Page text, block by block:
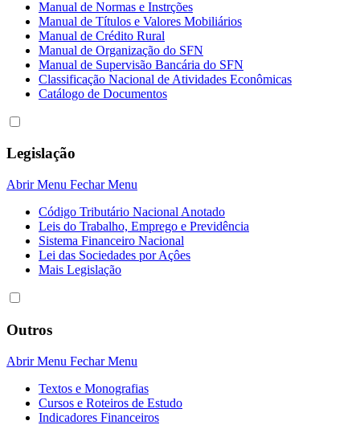
Manual de Normas e Instrções
Manual de Títulos e Valores Mobiliários
Manual de Crédito Rural
Manual de Organização do SFN
Manual de Supervisão Bancária do SFN
Classificação Nacional de Atividades Econômicas
Catálogo de Documentos
Legislação
Abrir Menu Fechar Menu
Código Tributário Nacional Anotado
Leis do Trabalho, Emprego e Previdência
Sistema Financeiro Nacional
Lei das Sociedades por Açôes
Mais Legislação
Outros
Abrir Menu Fechar Menu
Textos e Monografias
Cursos e Roteiros de Estudo
Indicadores Financeiros